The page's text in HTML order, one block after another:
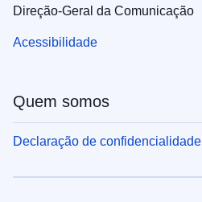
Direção-Geral da Comunicação
Acessibilidade
Quem somos
Declaração de confidencialidade